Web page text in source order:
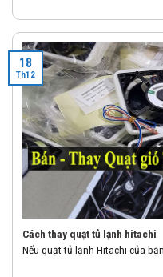
Cách thay quạt tủ lạnh hitachi
Nếu quạt tủ lạnh Hitachi của
18
Th12